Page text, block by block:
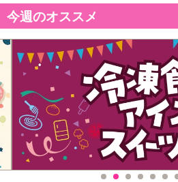
広げた時は幅約55cmの大容量。家族の
ども入れられます。
平らな場所に置き、内側底面の上部左
てカチッと音がなるまで両手で押すと
軽量タイプで持ち運びもラクラク。必
で、外への持ち運びにも便利。
車のトランクなどに常備してお買い物
ャンプでも活躍します。
野菜など食品ストックのカゴとして。
今週のオススメ